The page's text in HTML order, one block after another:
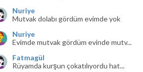
Nuriye
Mutvak dolabı gördüm evimde yok
Nuriye
Evimde mutvak gördüm evinde mutv...
Fatmagül
Rüyamda kurşun çokatılıyordu hat...